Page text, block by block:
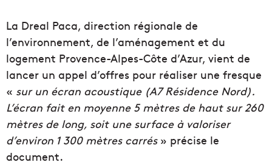
La Dreal Paca, direction régionale de
l’environnement, de l’aménagement et du
logement Provence-Alpes-Côte d’Azur, vient de
lancer un appel d’offres pour réaliser une fresque
« sur un écran acoustique (A7 Résidence Nord).
L’écran fait en moyenne 5 mètres de haut sur 260
mètres de long, soit une surface à valoriser
d’environ 1 300 mètres carrés» précise le
document.